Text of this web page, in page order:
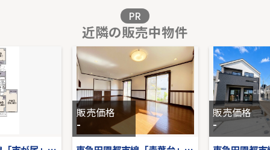
販売価格を見る
戸建 稲城市平尾２丁目
-｜4LDK｜95.22㎡｜-
販売価格を見る
PR
近隣の販売中物件
販売価格
-
販売価格
-